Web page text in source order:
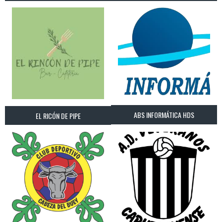
EL RICÓN DE PIPE ABS INFORMÁTICA HDS